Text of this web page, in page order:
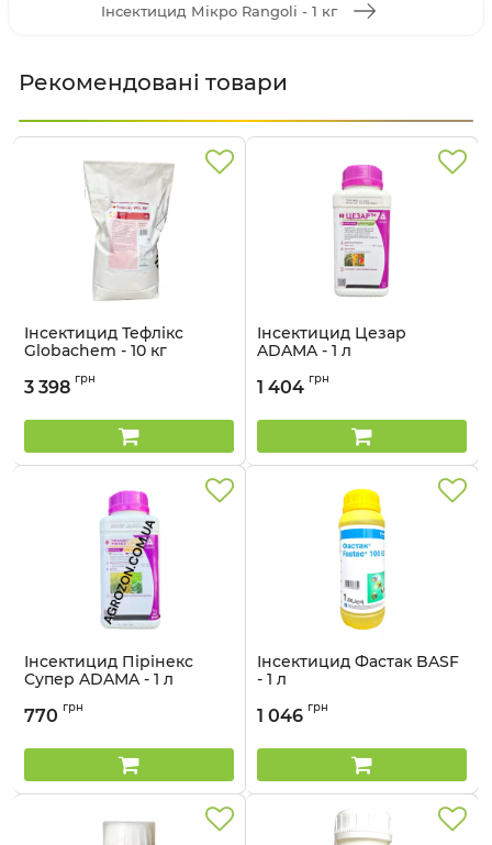
Інсектицид Мікро Rangoli - 1 кг
Рекомендовані товари
Інсектицид Тефлікс
Globachem - 10 кг
3 398 грн
Інсектицид Цезар
ADAMA - 1 л
1 404 грн
Інсектицид Пірінекс
Супер ADAMA - 1 л
770 грн
Інсектицид Фастак BASF
- 1 л
1 046 грн